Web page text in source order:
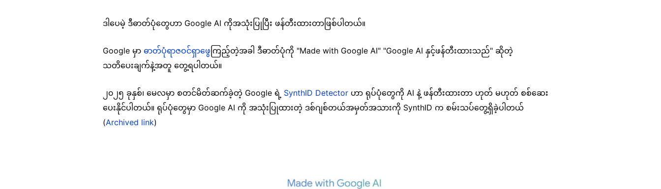
ဒါပေမဲ့ ဒီဓာတ်ပုံတွေဟာ Google AI ကိုအသုံးပြုပြီး ဖန်တီးထားတာဖြစ်ပါတယ်။
Google မှာ ဓာတ်ပုံရာဇဝင်ရှာဖွေ ကြည့်တဲ့အခါ ဒီဓာတ်ပုံကို "Made with Google AI" "Google AI နှင့်ဖန်တီးထားသည်" ဆိုတဲ့
သတိပေးချက်နဲ့အတူ တွေ့ရပါတယ်။
၂၀၂၅ ခုနှစ်၊ မေလမှာ စတင်မိတ်ဆက်ခဲ့တဲ့ Google ရဲ့ SynthID Detector ဟာ ရုပ်ပုံတွေကို AI နဲ့ ဖန်တီးထားတာ ဟုတ် မဟုတ် စစ်ဆေး
ပေးနိုင်ပါတယ်။ ရုပ်ပုံတွေမှာ Google AI ကို အသုံးပြုထားတဲ့ ဒစ်ဂျစ်တယ်အမှတ်အသားကို SynthID က စမ်းသပ်တွေ့ရှိခဲ့ပါတယ်
(Archived link)